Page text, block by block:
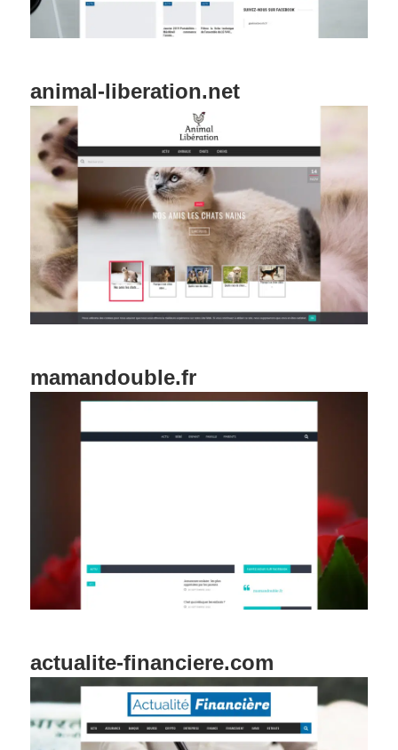
animal-liberation.net
mamandouble.fr
actualite-financiere.com